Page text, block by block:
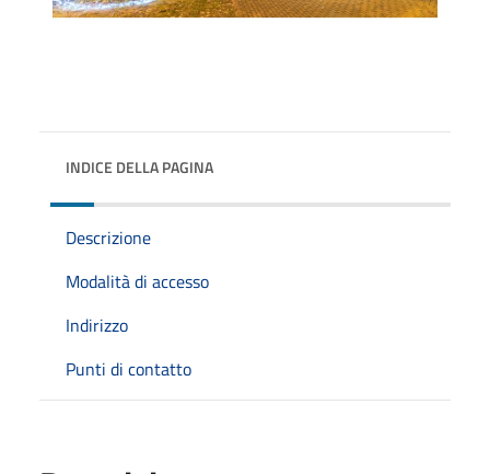
INDICE DELLA PAGINA
Descrizione
Modalità di accesso
Indirizzo
Punti di contatto